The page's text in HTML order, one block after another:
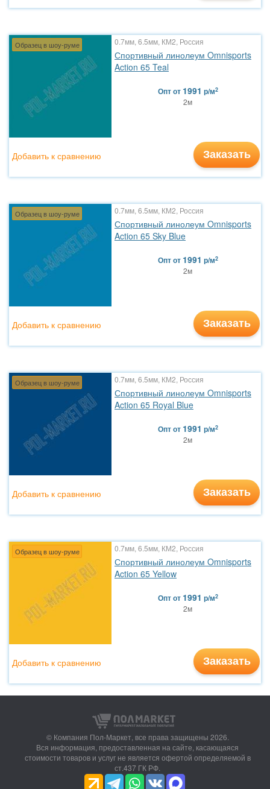
Образец в шоу-руме 0.7мм, 6.5мм, КМ2, Россия
Спортивный линолеум Omnisports
Action 65 Teal
Оптот 1991 р/м2
2м
Заказать
Добавить к сравнению
Образец в шоу-руме 0.7мм, 6.5мм, КМ2, Россия
Спортивный линолеум Omnisports
Action 65 Sky Blue
Оптот 1991 р/м2
2м
Заказать
Добавить к сравнению
Образец в шоу-руме 0.7мм, 6.5мм, КМ2, Россия
Спортивный линолеум Omnisports
Action 65 Royal Blue
Оптот 1991 р/м2
2м
Заказать
Добавить к сравнению
Образец в шоу-руме 0.7мм, 6.5мм, КМ2, Россия
Спортивный линолеум Omnisports
Action 65 Yellow
Оптот 1991 р/м2
2м
Заказать
Добавить к сравнению
© Компания Пол-Маркет, все права защищены 2026.
Вся информация, предоставленная на сайте, касающаяся
стоимости товаров и услуг не является офертой определяемой в
ст.437 ГК РФ.